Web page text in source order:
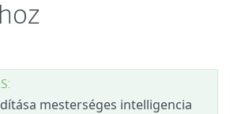
mesterséges intelligencia